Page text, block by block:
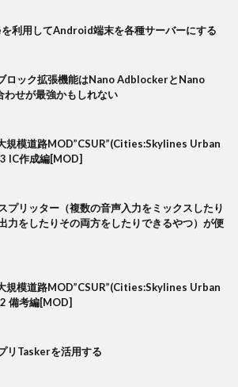
利用してAndroid端末を各種サーバーにする
ロック拡張機能はNano AdblockerとNano
せが最強かもしれない
模道路MOD”CSUR”(Cities:Skylines Urban
IC作成編[MOD]
プリッター（複数の音声入力をミックスしたり
力をしたりその両方をしたりできるやつ）が便
模道路MOD”CSUR”(Cities:Skylines Urban
備考編[MOD]
リTaskerを活用する